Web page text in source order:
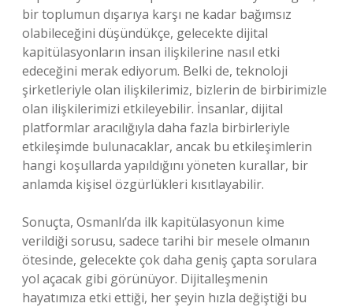
bir toplumun dışarıya karşı ne kadar bağımsız
olabileceğini düşündükçe, gelecekte dijital
kapitülasyonların insan ilişkilerine nasıl etki
edeceğini merak ediyorum. Belki de, teknoloji
şirketleriyle olan ilişkilerimiz, bizlerin de birbirimizle
olan ilişkilerimizi etkileyebilir. İnsanlar, dijital
platformlar aracılığıyla daha fazla birbirleriyle
etkileşimde bulunacaklar, ancak bu etkileşimlerin
hangi koşullarda yapıldığını yöneten kurallar, bir
anlamda kişisel özgürlükleri kısıtlayabilir.
Sonuçta, Osmanlı’da ilk kapitülasyonun kime
verildiği sorusu, sadece tarihi bir mesele olmanın
ötesinde, gelecekte çok daha geniş çapta sorulara
yol açacak gibi görünüyor. Dijitalleşmenin
hayatımıza etki ettiği, her şeyin hızla değiştiği bu